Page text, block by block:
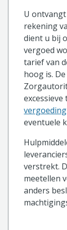
U
rekening
dient u bij
vergoed
tarief van
hoog is.
vergoeding
eventuele
verstrekt.
meetellen
anders